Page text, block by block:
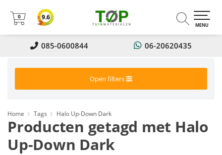
06-20620435
085-0600844
0
0
MENU
9.6
Open filters
Home Tags Halo Up-Down Dark
Producten getagd met Halo
Up-Down Dark